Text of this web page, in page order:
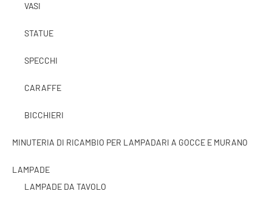
VASI
STATUE
SPECCHI
CARAFFE
BICCHIERI
MINUTERIA DI RICAMBIO PER LAMPADARI A GOCCE E MURANO
LAMPADE
LAMPADE DA TAVOLO